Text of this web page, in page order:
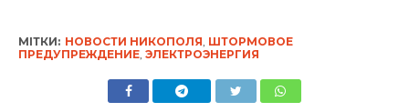
МІТКИ: НОВОСТИ НИКОПОЛЯ, ШТОРМОВОЕ
ПРЕДУПРЕЖДЕНИЕ, ЭЛЕКТРОЭНЕРГИЯ